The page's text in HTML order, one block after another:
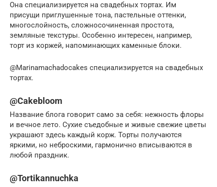
Она специализируется на свадебных тортах. Им
присущи приглушенные тона, пастельные оттенки,
многослойность, сложносочиненная простота,
земляные текстуры. Особенно интересен, например,
торт из коржей, напоминающих каменные блоки.
@Marinamachadocakes специализируется на свадебных
тортах.
@Cakebloom
Название блога говорит само за себя: нежность флоры
и вечное лето. Сухие съедобные и живые свежие цветы
украшают здесь каждый корж. Торты получаются
яркими, но неброскими, гармонично вписываются в
любой праздник.
@Tortikannuchka